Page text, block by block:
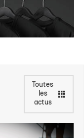
Toutes
les
actus